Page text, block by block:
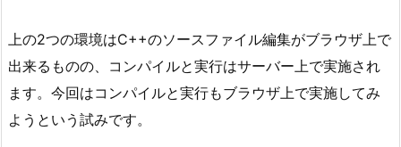
上の2つの環境はC++のソースファイル編集がブラウザ上で
出来るものの、コンパイルと実行はサーバー上で実施され
ます。今回はコンパイルと実行もブラウザ上で実施してみ
ようという試みです。